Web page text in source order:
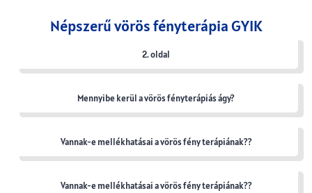
Népszerű vörös fényterápia GYIK
2. oldal
Mennyibe kerül a vörös fényterápiás ágy?
Vannak-e mellékhatásai a vörös fény terápiának??
Vannak-e mellékhatásai a vörös fény terápiának??